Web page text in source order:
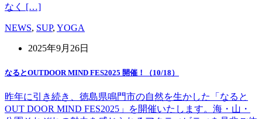
なく […]
NEWS, SUP, YOGA
2025年9月26日
なるとOUTDOOR MIND FES2025 開催！（10/18）
昨年に引き続き、徳島県鳴門市の自然を生かした「なると
OUT DOOR MIND FES2025」を開催いたします。海・山・